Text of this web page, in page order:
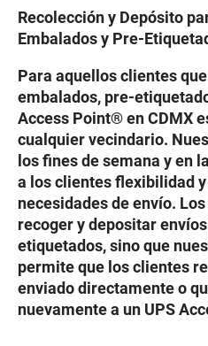
Recolección y Depósito
Embalados y Pre-
Para aquellos clientes
embalados, pre-
Access Point® en CDMX
cualquier vecindario.
los fines de semana y en
a los clientes flexibilidad
necesidades de envío.
recoger y depositar
etiquetados, sino que
permite que los clientes
enviado directamente o
nuevamente a un UPS